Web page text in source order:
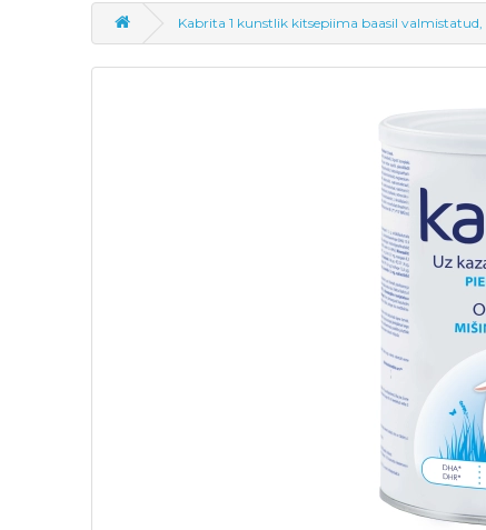
Kabrita 1 kunstlik kitsepiima baasil